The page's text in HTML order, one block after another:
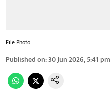
File Photo
Published on:30 Jun 2026, 5:41 pm